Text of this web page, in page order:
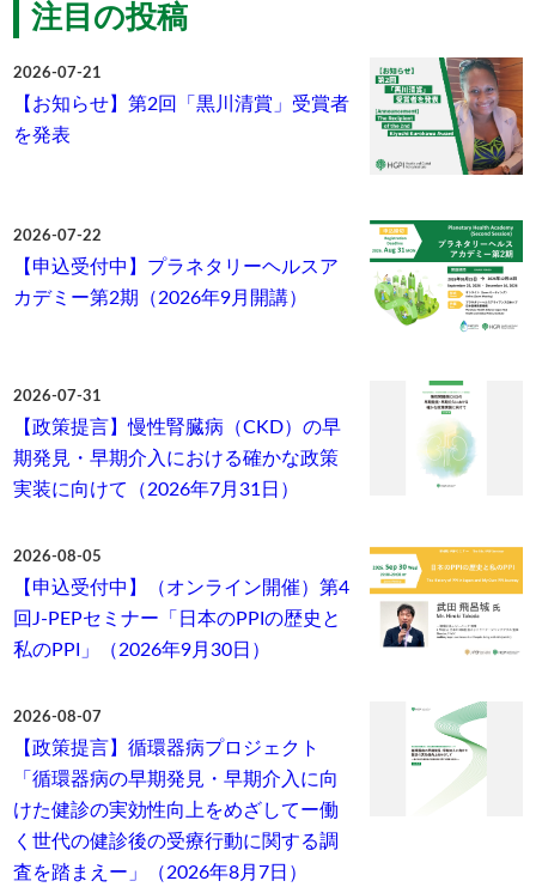
注目の投稿
2026-07-21
【お知らせ】第2回「黒川清賞」受賞者
を発表
2026-07-22
【申込受付中】プラネタリーヘルスア
カデミー第2期（2026年9月開講）
2026-07-31
【政策提言】慢性腎臓病（CKD）の早
期発見・早期介入における確かな政策
実装に向けて（2026年7月31日）
2026-08-05
【申込受付中】（オンライン開催）第4
回J-PEPセミナー「日本のPPIの歴史と
私のPPI」（2026年9月30日）
2026-08-07
【政策提言】循環器病プロジェクト
「循環器病の早期発見・早期介入に向
けた健診の実効性向上をめざしてー働
く世代の健診後の受療行動に関する調
査を踏まえー」（2026年8月7日）